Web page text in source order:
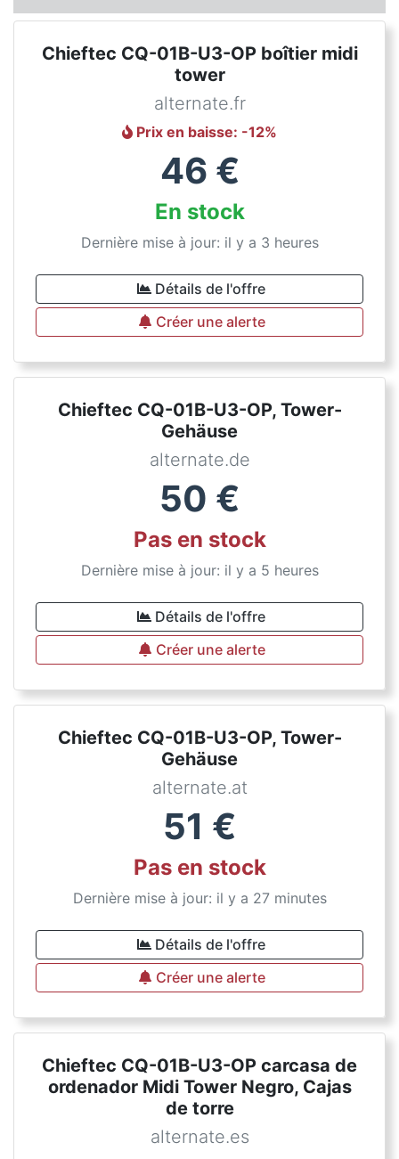
Chieftec CQ-01B-U3-OP boîtier midi
tower
alternate.fr
Prix en baisse: -12%
46 €
En stock
Dernière mise à jour: il y a 3 heures
Détails de l'offre
Créer une alerte
Chieftec CQ-01B-U3-OP, Tower-
Gehäuse
alternate.de
50 €
Pas en stock
Dernière mise à jour: il y a 5 heures
Détails de l'offre
Créer une alerte
Chieftec CQ-01B-U3-OP, Tower-
Gehäuse
alternate.at
51 €
Pas en stock
Dernière mise à jour: il y a 27 minutes
Détails de l'offre
Créer une alerte
Chieftec CQ-01B-U3-OP carcasa de
ordenador Midi Tower Negro, Cajas
de torre
alternate.es